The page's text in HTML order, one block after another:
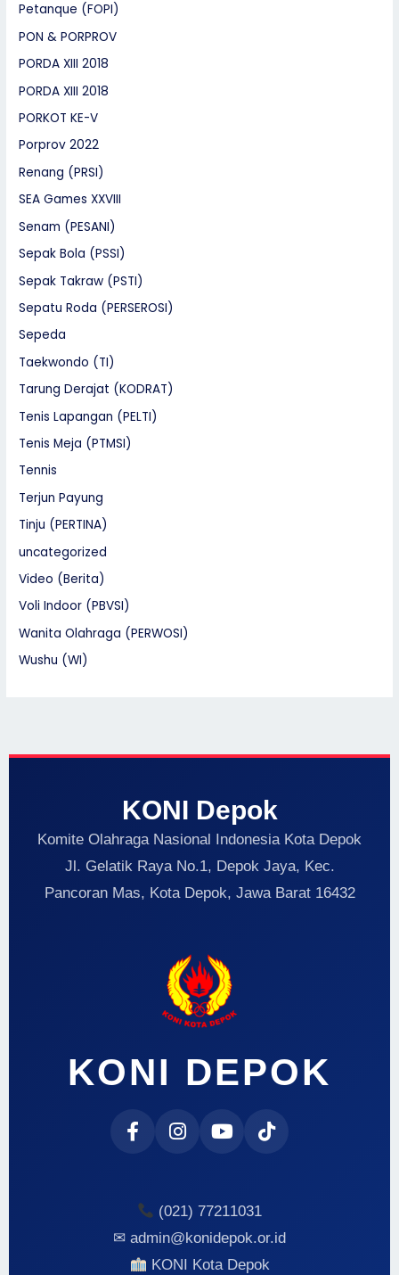
Petanque (FOPI)
PON & PORPROV
PORDA XIII 2018
PORDA XIII 2018
PORKOT KE-V
Porprov 2022
Renang (PRSI)
SEA Games XXVIII
Senam (PESANI)
Sepak Bola (PSSI)
Sepak Takraw (PSTI)
Sepatu Roda (PERSEROSI)
Sepeda
Taekwondo (TI)
Tarung Derajat (KODRAT)
Tenis Lapangan (PELTI)
Tenis Meja (PTMSI)
Tennis
Terjun Payung
Tinju (PERTINA)
uncategorized
Video (Berita)
Voli Indoor (PBVSI)
Wanita Olahraga (PERWOSI)
Wushu (WI)
KONI Depok
Komite Olahraga Nasional Indonesia Kota Depok
Jl. Gelatik Raya No.1, Depok Jaya, Kec.
Pancoran Mas, Kota Depok, Jawa Barat 16432
KONI DEPOK
(021) 77211031
✉ admin@konidepok.or.id
KONI Kota Depok